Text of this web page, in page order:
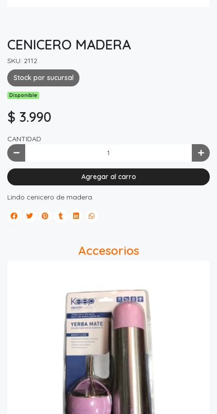
CENICERO MADERA
SKU: 2112
Stock por sucursal
Disponible
$ 3.990
CANTIDAD
Agregar al carro
Lindo cenicero de madera.
Accesorios